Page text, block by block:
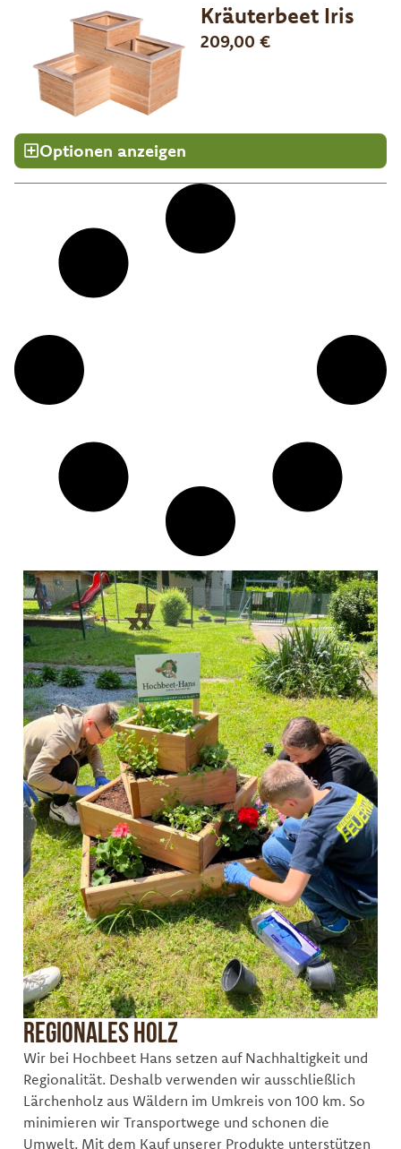
Kräuterbeet Iris
209,00 €
Optionen anzeigen
Regionales Holz
Wir bei Hochbeet Hans setzen auf Nachhaltigkeit und
Regionalität. Deshalb verwenden wir ausschließlich
Lärchenholz aus Wäldern im Umkreis von 100 km. So
minimieren wir Transportwege und schonen die
Umwelt. Mit dem Kauf unserer Produkte unterstützen